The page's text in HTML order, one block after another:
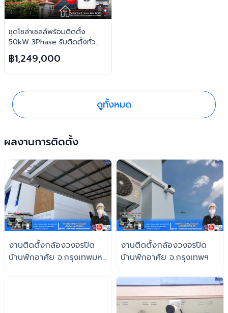
ชุดโซล่าเซลล์พร้อมติดตั้ง
50kW 3Phase รับติดตั้งทั่ว
ประเทศไทย
฿1,249,000
ดูทั้งหมด
ผลงานการติดตั้ง
งานติดตั้งกล้องวงจรปิด
บ้านพักอาศัย จ.กรุงเทพมหา
งานติดตั้งกล้องวงจรปิด
บ้านพักอาศัย จ.กรุงเทพฯ